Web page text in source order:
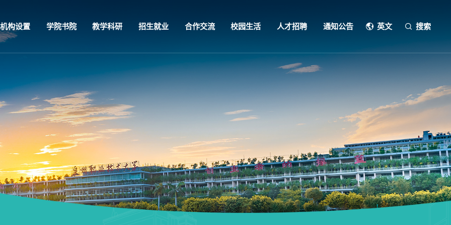
机构设置 学院书院 教学科研 招生就业 合作交流 校园生活 人才招聘 通知公告 英文 搜索